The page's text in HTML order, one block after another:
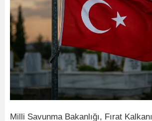
Milli Savunma Bakanlığı, Fırat Kalkanı